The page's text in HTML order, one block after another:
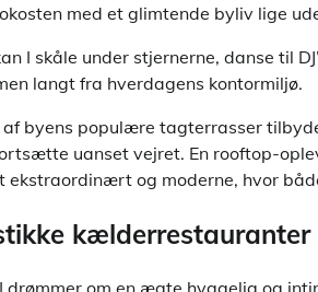
med et glimtende byliv lige
I skåle under stjernerne, danse til
langt fra hverdagens kontormiljø.
af byens populære tagterrasser
uanset vejret. En rooftop-
ekstraordinært og moderne, hvor